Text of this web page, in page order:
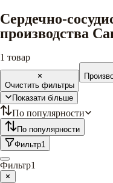
Сердечно-
производства
1 товар
Очистить фильтры
Показати більше
По популярности
По популярности
Фильтр1
Фильтр1